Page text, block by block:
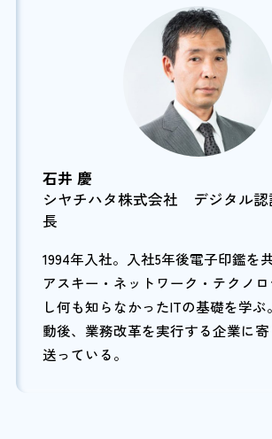
石井 慶
シヤチハタ株式会社 デジタル認
長
1994年入社。入社5年後電子印鑑を
アスキー・ネットワーク・テクノ
し何も知らなかったITの基礎を学
動後、業務改革を実行する企業に
送っている。